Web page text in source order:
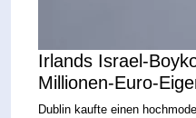
Irlands Israel-
Millionen-Euro-
Dublin kaufte einen